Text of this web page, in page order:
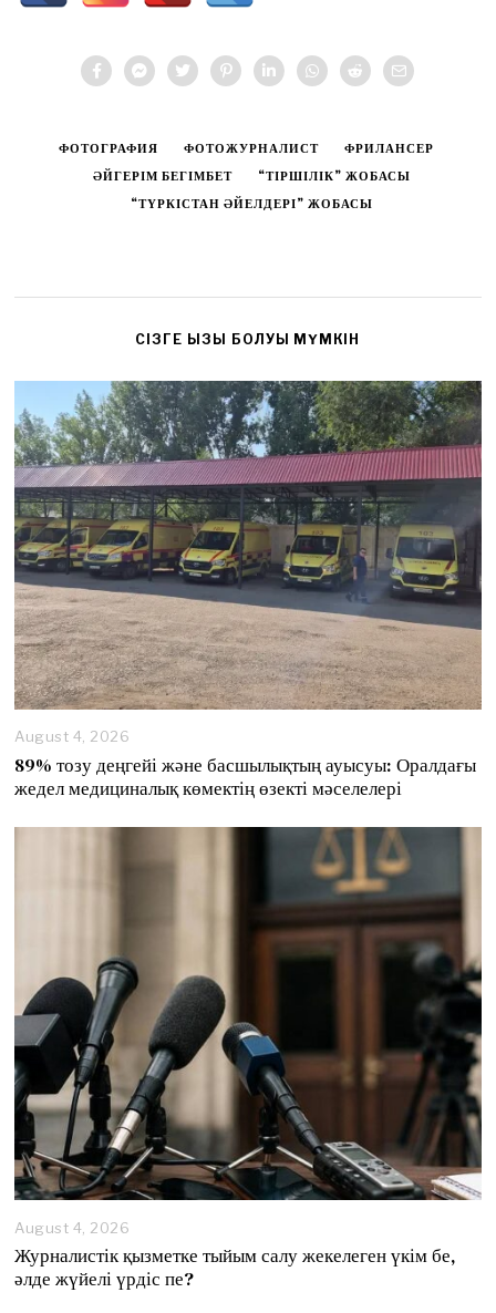
ФОТОГРАФИЯ ФОТОЖУРНАЛИСТ
ФРИЛАНСЕР
ӘЙГЕРІМ БЕГІМБЕТ
“ТІРШІЛІК” ЖОБАСЫ
“ТҮРКІСТАН ӘЙЕЛДЕРІ” ЖОБАСЫ
CІЗГЕ ҚЫЗЫҚ БОЛУЫ МҮМКІН
August 4, 2026
89% тозу деңгейі және басшылықтың ауысуы: Оралдағы
жедел медициналық көмектің өзекті мәселелері
August 4, 2026
g
u
Журналистік қызметке тыйым салу жекелеген үкім бе,
әлде жүйелі үрдіс пе?